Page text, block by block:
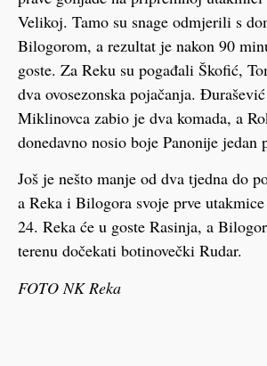
Velikoj. Tamo su snage odmjerili s
Bilogorom, a rezultat je nakon 90
goste. Za Reku su pogađali Škofić,
dva ovosezonska pojačanja.
Miklinovca zabio je dva komada, a
donedavno nosio boje Panonije jedan
Još je nešto manje od dva tjedna do
a Reka i Bilogora svoje prve
24. Reka će u goste Rasinja, a
terenu dočekati botinovečki Rudar.
FOTO NK Reka